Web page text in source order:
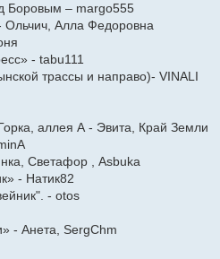
Боровым – margo555
Ольчич, Алла Федоровна
- tabu111
трассы и направо)- VINALI
аллея А - Эвита, Край Земли
Светафор , Asbuka
- Натик82
- otos
- Анета, SergChm